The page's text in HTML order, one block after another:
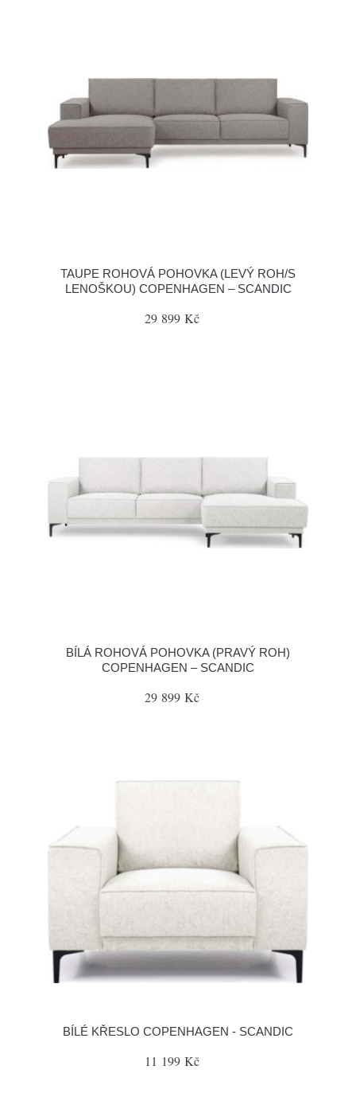
TAUPE ROHOVÁ POHOVKA (LEVÝ ROH/S
LENOŠKOU) COPENHAGEN – SCANDIC
29 899 Kč
BÍLÁ ROHOVÁ POHOVKA (PRAVÝ ROH)
COPENHAGEN – SCANDIC
29 899 Kč
BÍLÉ KŘESLO COPENHAGEN - SCANDIC
11 199 Kč